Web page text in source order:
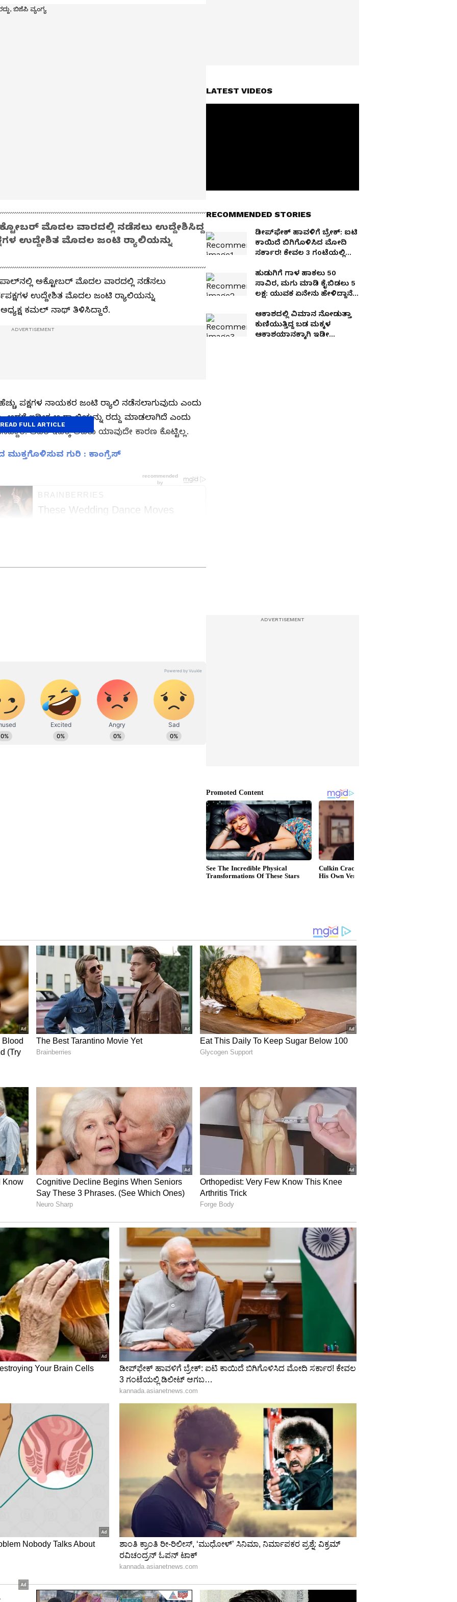
ಮೊದಲ ವಾರದಲ್ಲಿ ನಡೆಸಲು ಉದ್ದೇಶಿಸಿದ್ದ
ಉದ್ದೇಶಿತ ಮೊದಲ ಜಂಟಿ ರ್‍ಯಾಲಿಯನ್ನು
ಅಕ್ಟೋಬರ್‌ ಮೊದಲ ವಾರದಲ್ಲಿ ನಡೆಸಲು
ಉದ್ದೇಶಿತ ಮೊದಲ ಜಂಟಿ ರ್‍ಯಾಲಿಯನ್ನು
ಅಧ್ಯಕ್ಷ ಕಮಲ್‌ ನಾಥ್‌ ತಿಳಿಸಿದ್ದಾರೆ.
ಪಕ್ಷಗಳ ನಾಯಕರ ಜಂಟಿ ರ್‍ಯಾಲಿ ನಡೆಸಲಾಗುವುದು ಎಂದು
ಆದರೆ ಇದೀಗ ಆ ರ್‍ಯಾಲಿಯನ್ನು ರದ್ದು ಮಾಡಲಾಗಿದೆ ಎಂದು
ಆದರೆ ಇದಕ್ಕೆ ಅವರು ಯಾವುದೇ ಕಾರಣ ಕೊಟ್ಟಿಲ್ಲ.
ಗುರಿ : ಕಾಂಗ್ರೆಸ್
ಸಮಿತಿ ಸಭೆಯಲ್ಲಿ ಈ ಜಂಟಿ ರ್‍ಯಾಲಿ ನಡೆಸಲು
ನಿರ್ಧಾರವನ್ನು ಮುಂದೂಡಲಾಗಿತ್ತು. ಆದರೆ ಇದೀಗ
ಪಡಿಸಲಾಗಿದೆ.
ಭ್ರಷ್ಟಾಚಾರ" ವಿಷಯಗಳ ಮೇಲೆ ಅಕ್ಟೋಬರ್ ಮೊದಲ
ನ್ಯಾಶನಲ್ ಡೆವಲಪ್‌ಮೆಂಟಲ್, ಇನ್‌ಕ್ಲೂಸಿವ್
ದೇಶಾದ್ಯಂತ ಭಾರೀ ಆಕ್ರೋಶ ವ್ಯಕ್ತವಾಗಿದೆ.
ರ್‍ಯಾಲಿಯನ್ನು ರದ್ದು ಮಾಡಲಾಗಿದೆ’ ಎಂದ
READ FULL ARTICLE
LATEST VIDEOS
RECOMMENDED STORIES
ಡೀಪ್‌ಫೇಕ್ ಹಾವಳಿಗೆ ಬ್ರೇಕ್: ಐಟಿ
ಕಾಯಿದೆ ಬಿಗಿಗೊಳಿಸಿದ ಮೋದಿ
ಸರ್ಕಾರ! ಕೇವಲ 3 ಗಂಟೆಯಲ್ಲಿ
ಕಂಟೆಂಟ್!
ಹುಡುಗಿಗೆ ಗಾಳ ಹಾಕಲು 50
ಸಾವಿರ, ಮಗು ಮಾಡಿ ಕೈಬಿಡಲು 5
ಲಕ್ಷ: ಯುವಕ ಏನೇನು ಹೇಳಿದ್ದಾನೆ
ಆಕಾಶದಲ್ಲಿ ವಿಮಾನ ನೋಡುತ್ತಾ
ಕುಣಿಯುತ್ತಿದ್ದ ಬಡ ಮಕ್ಕಳ
ಆಕಾಶಯಾನಕ್ಕಾಗಿ ಇಡೀ